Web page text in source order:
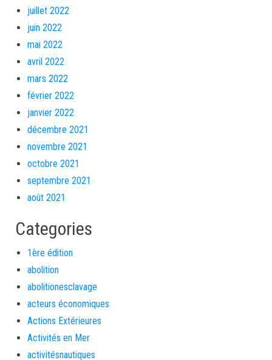
juillet 2022
juin 2022
mai 2022
avril 2022
mars 2022
février 2022
janvier 2022
décembre 2021
novembre 2021
octobre 2021
septembre 2021
août 2021
Categories
1ère édition
abolition
abolitionesclavage
acteurs économiques
Actions Extérieures
Activités en Mer
activitésnautiques